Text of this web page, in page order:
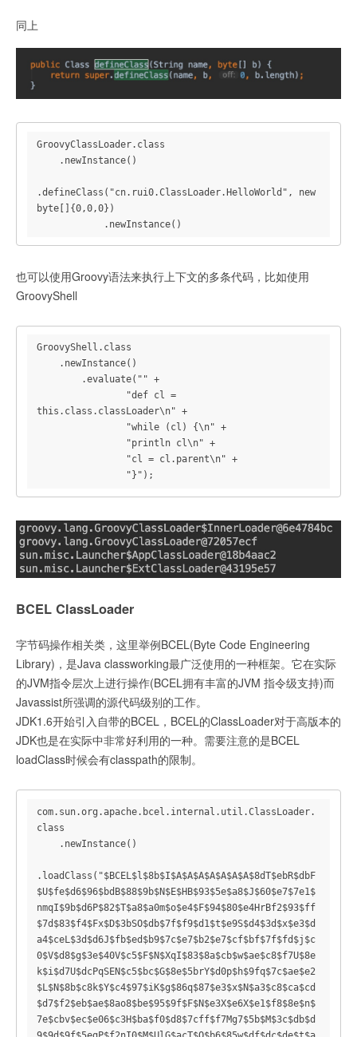
同上
GroovyClassLoader.class
.defineClass("cn.rui0.ClassLoader.HelloWorld", new
byte[]{0,0,0})
            .newInstance()
也可以使用Groovy语法来执行上下文的多条代码，比如使用
GroovyShell
GroovyShell.class
this.class.classLoader\n" +
                "}");
BCEL ClassLoader
字节码操作相关类，这里举例BCEL(Byte Code Engineering
Library)，是Java classworking最广泛使用的一种框架。它在实际
的JVM指令层次上进行操作(BCEL拥有丰富的JVM 指令级支持)而
Javassist所强调的源代码级别的工作。
JDK1.6开始引入自带的BCEL，BCEL的ClassLoader对于高版本的
JDK也是在实际中非常好利用的一种。需要注意的是BCEL
loadClass时候会有classpath的限制。
com.sun.org.apache.bcel.internal.util.ClassLoader.
class
.loadClass("$BCEL$l$8b$I$A$A$A$A$A$A$A$8dT$ebR$dbF
$U$fe$d6$96$bdB$88$9b$N$E$HB$93$5e$a8$J$60$e7$7e1$
nmqI$9b$d6P$82$T$a8$a0m$o$e4$F$94$80$e4HrBf2$93$ff
$7d$83$f4$Fx$D$3bSO$db$7f$f9$d1$t$e9S$d4$3d$x$e3$d
a4$ceL$3d$d6J$fb$ed$b9$7c$e7$b2$e7$cf$bf$7f$fd$j$c
0$V$d8$g$3e$40V$c5$F$N$XqI$83$8a$cb$w$ae$c8$f7U$8e
k$i$d7U$dcPqSEN$c5$bc$G$8e$5brY$d0p$h$9fq$7c$ae$e2
$L$N$8b$c8k$Y$c4$97$iK$g$86q$87$e3$x$N$a3$c8$ca$cd
$d7$f2$eb$ae$8ao8$be$95$9f$F$N$e3X$e6X$e1$f8$8e$n$
7e$cbv$ec$e06$c3H$ba$f0$d8$7cff$f7Mg7$5b$M$3c$db$d